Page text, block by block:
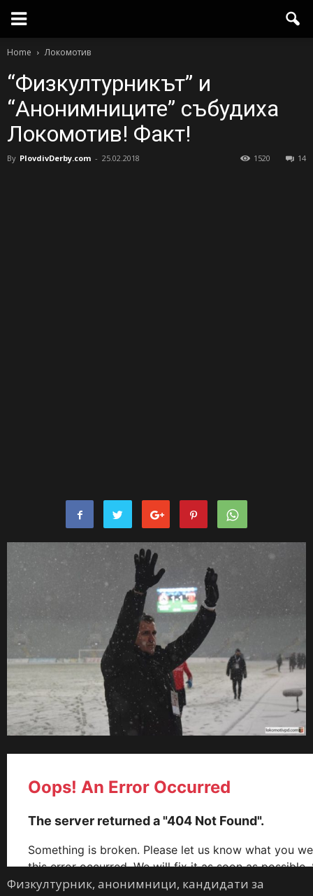
Home Локомотив
“Физкултурникът” и
“Анонимниците” събудиха
Локомотив! Факт!
By PlovdivDerby.com - 25.02.2018 14
1520
Физкултурник, анонимници, кандидати за